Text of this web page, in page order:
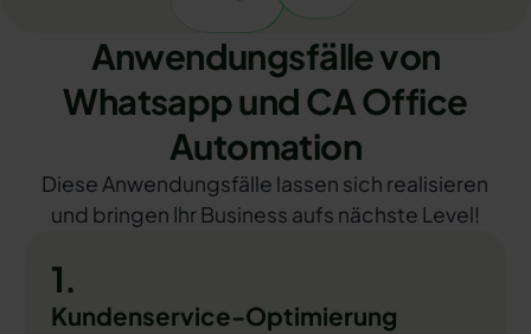
Anwendungsfälle von
Whatsapp und CA Office
Automation
Diese Anwendungsfälle lassen sich realisieren
und bringen Ihr Business aufs nächste Level!
1.
Kundenservice-Optimierung